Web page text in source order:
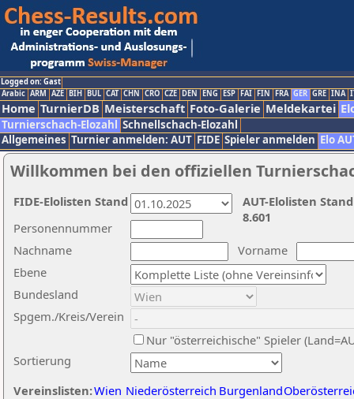
Logged on: Gast
Arabic ARM AZE BIH BUL CAT CHN CRO CZE DEN ENG ESP FAI FIN FRA GER GRE INA
Home TurnierDB Meisterschaft Foto-Galerie Meldekartei
Turnierschach-Elozahl Schnellschach-Elozahl
Allgemeines Turnier anmelden: AUT FIDE Spieler anmelden Elo
Willkommen bei den offiziellen
Nachname
Vorname
Ebene
Sortierung
Personennummer
Bundesland
Spgem./Kreis/Verein
Nur "österreichische" Spieler
Vereinslisten:Wien Niederösterreich Burgenland
AUT-Elolisten
8.601
FIDE-Elolisten Stand